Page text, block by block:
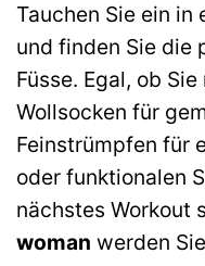
Tauchen Sie ein in
und finden Sie die
Füsse. Egal, ob
Wollsocken für
Feinstrümpfen für
oder funktionalen
nächstes Workout
woman werden